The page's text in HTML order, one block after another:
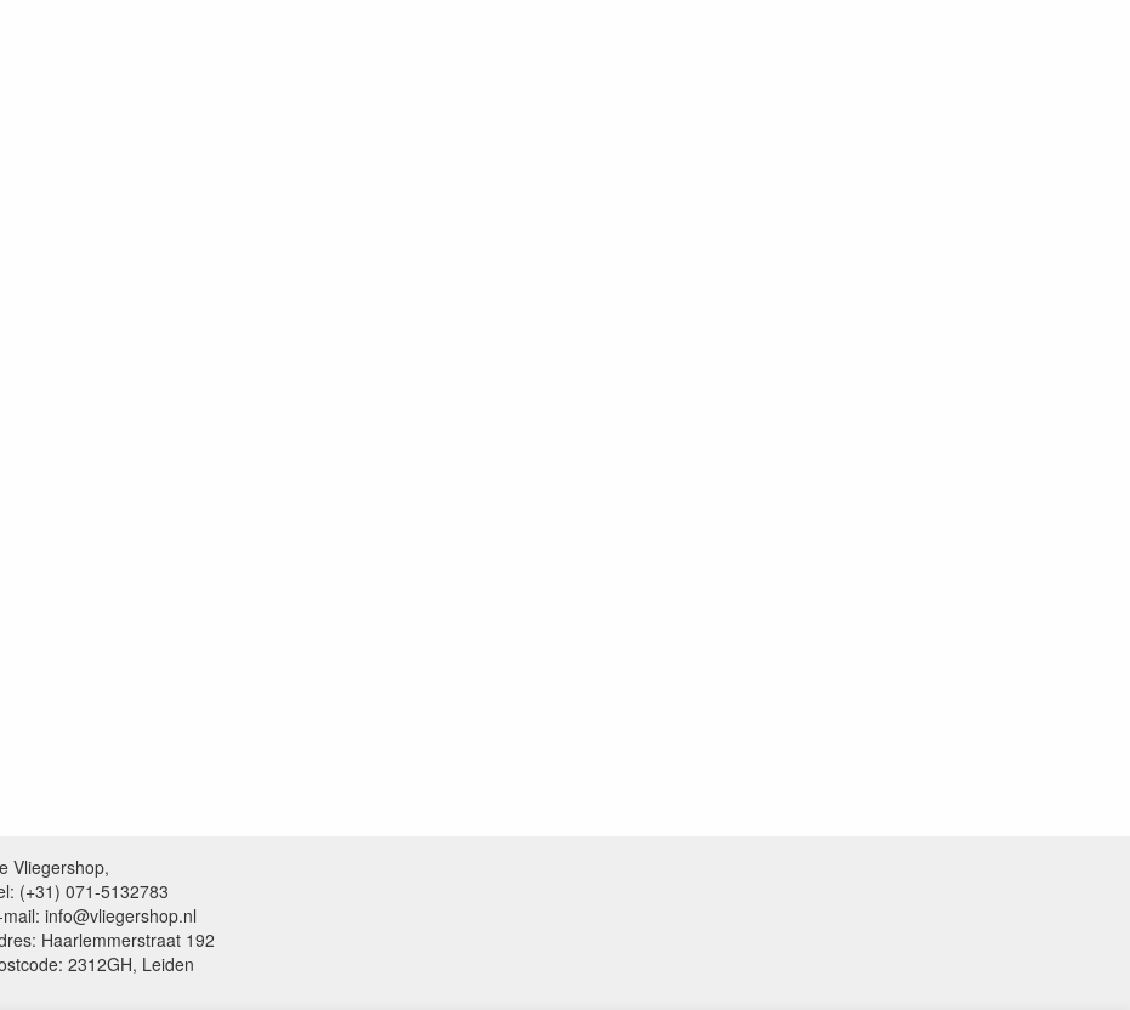
Vliegershop,
(+31) 071-5132783
mail: info@vliegershop.nl
Haarlemmerstraat 192
2312GH, Leiden